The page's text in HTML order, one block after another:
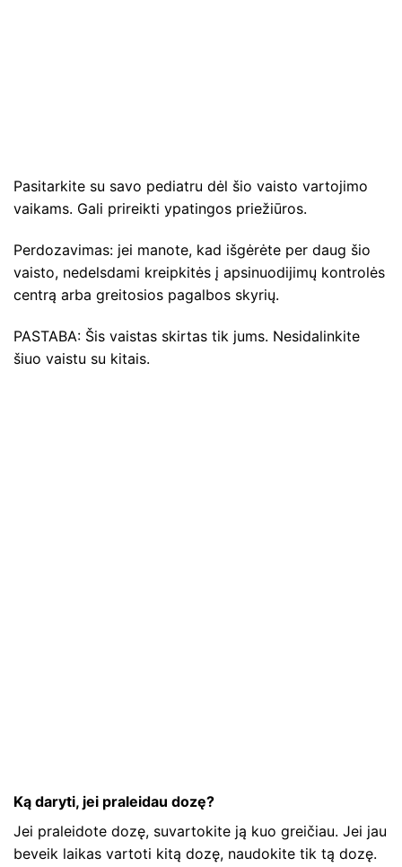
Pasitarkite su savo pediatru dėl šio vaisto vartojimo
vaikams. Gali prireikti ypatingos priežiūros.
Perdozavimas: jei manote, kad išgėrėte per daug šio
vaisto, nedelsdami kreipkitės į apsinuodijimų kontrolės
centrą arba greitosios pagalbos skyrių.
PASTABA: Šis vaistas skirtas tik jums. Nesidalinkite
šiuo vaistu su kitais.
Ką daryti, jei praleidau dozę?
Jei praleidote dozę, suvartokite ją kuo greičiau. Jei jau
beveik laikas vartoti kitą dozę, naudokite tik tą dozę.